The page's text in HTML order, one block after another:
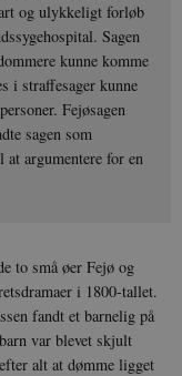
og ulykkeligt forløb
Sagen
kunne komme
i straffesager kunne
Fejøsagen
sagen som
at argumentere for en
to små øer Fejø og
i 1800-tallet.
fandt et barnelig på
var blevet skjult
alt at dømme ligget